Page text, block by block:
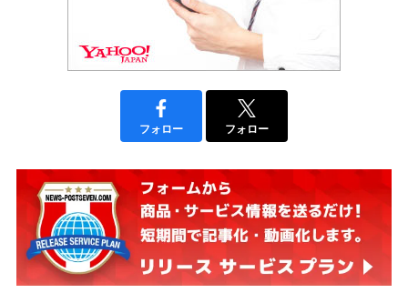
フォロー フォロー